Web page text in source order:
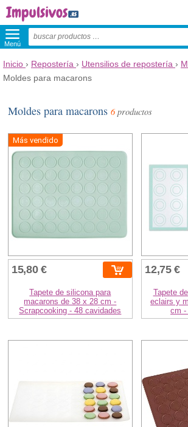
Menú
Inicio › Repostería › Utensilios de repostería ›
Moldes para macarons
Moldes para macarons6productos
Más vendido
15,80 €
Tapete de silicona para
macarons de 38 x 28 cm -
Scrapcooking - 48 cavidades
12,75 €
Tapete
eclairs y
cm -